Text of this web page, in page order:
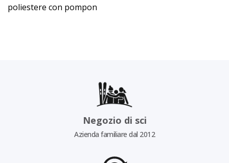
poliestere con pompon
Negozio di sci
Azienda familiare dal 2012